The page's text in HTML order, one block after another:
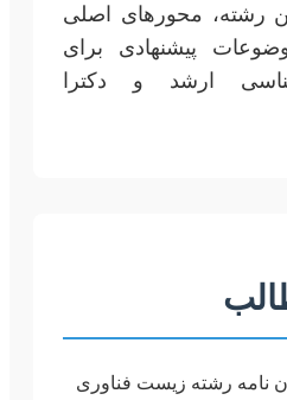
رشته، محورهای اصلی
پیشنهادی برای
ارشد و دکترا